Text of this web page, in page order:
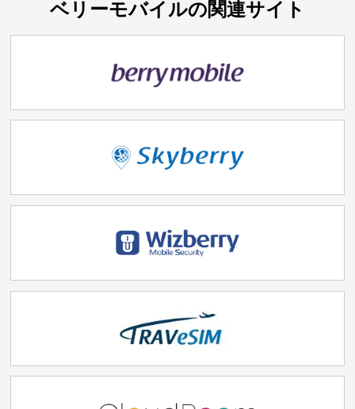
ベリーモバイルの関連サイト